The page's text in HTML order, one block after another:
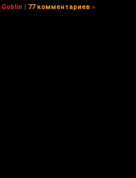
Goblin | 77 комментариев »